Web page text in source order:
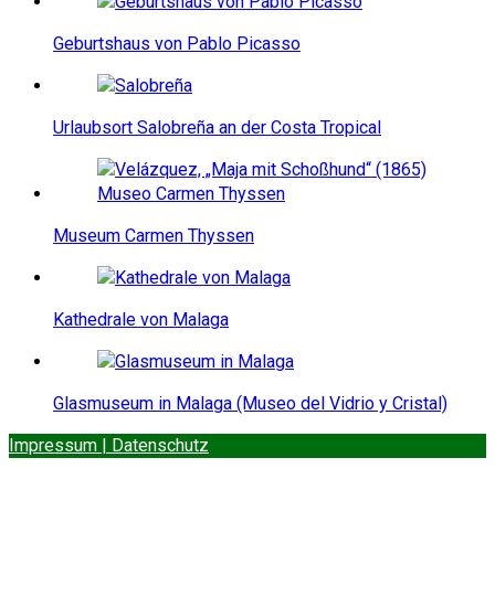
Geburtshaus von Pablo Picasso
Urlaubsort Salobreña an der Costa Tropical
Museum Carmen Thyssen
Kathedrale von Malaga
Glasmuseum in Malaga (Museo del Vidrio y Cristal)
Impressum | Datenschutz